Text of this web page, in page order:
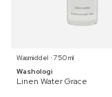
Wasmiddel ⋅ 750 ml
Washologi
Linen Water Grace